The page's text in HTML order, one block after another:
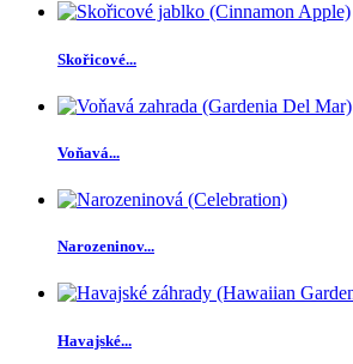
Skořicové...
Voňavá...
Narozeninov...
Havajské...